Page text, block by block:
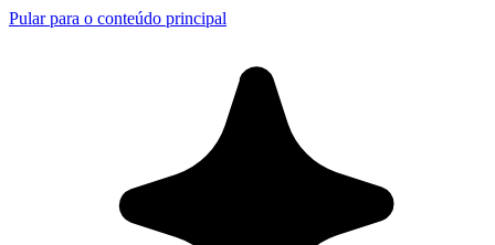
Pular para o conteúdo principal